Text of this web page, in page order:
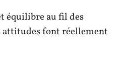
équilibre au fil des
attitudes font réellement